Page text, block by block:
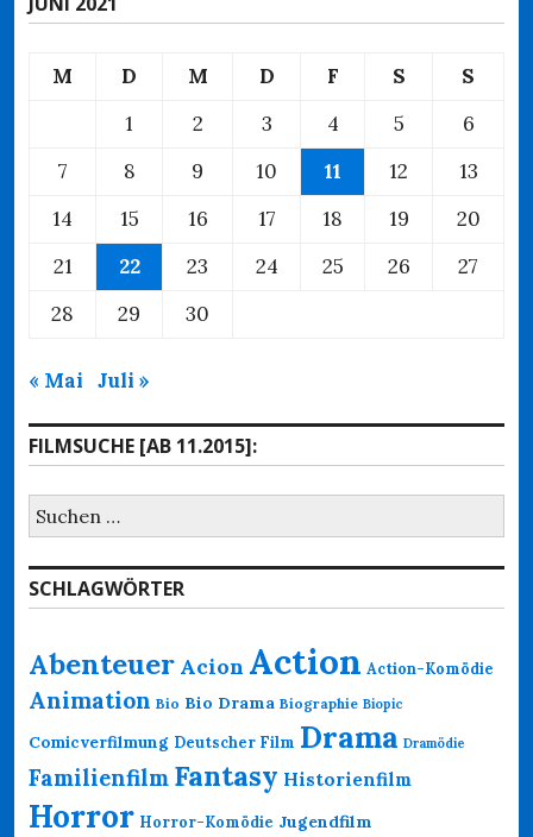
M D M D F S
S
1
2 3 4 5
6
7
8 9 10 11 12
13
14
15 16 17 18 19
20
21
22 23 24 25 26
27
28
29 30
« Mai Juli »
FILMSUCHE [AB 11.2015]:
Suchen
nach:
SCHLAGWÖRTER
Abenteuer Acion Action Action-Komödie
Animation Bio Bio Drama Biographie Biopic
Comicverfilmung Deutscher Film Drama Dramödie
Familienfilm Fantasy Historienfilm
Horror Horror-Komödie Jugendfilm